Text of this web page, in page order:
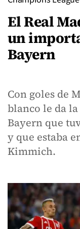
El Real
un
Bayern
Con goles de
blanco le da
Bayern que
y que estaba
Kimmich.